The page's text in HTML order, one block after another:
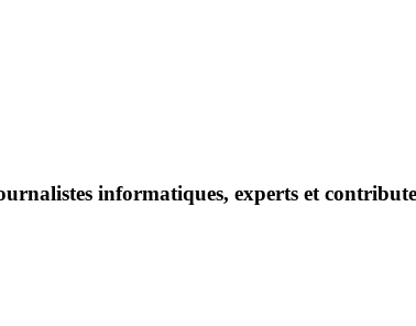
informatiques, experts et